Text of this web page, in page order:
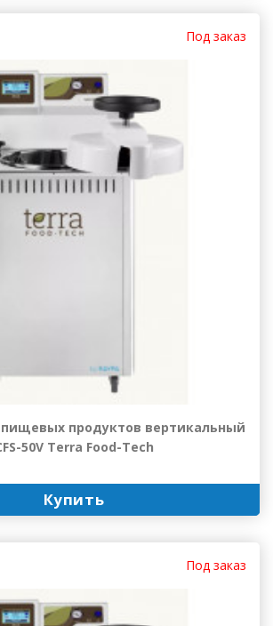
Под заказ
продуктов вертикальный
50V Terra Food-Tech
Купить
Под заказ